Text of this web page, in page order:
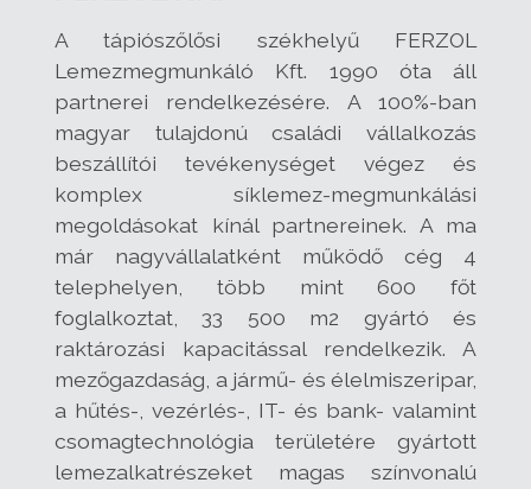
A tápiószőlősi székhelyű FERZOL
Lemezmegmunkáló Kft. 1990 óta áll
partnerei rendelkezésére. A 100%-ban
magyar tulajdonú családi vállalkozás
beszállítói tevékenységet végez és
komplex síklemez-megmunkálási
megoldásokat kínál partnereinek. A ma
már nagyvállalatként működő cég 4
telephelyen, több mint 600 főt
foglalkoztat, 33 500 m2 gyártó és
raktározási kapacitással rendelkezik. A
mezőgazdaság, a jármű- és élelmiszeripar,
a hűtés-, vezérlés-, IT- és bank- valamint
csomagtechnológia területére gyártott
lemezalkatrészeket magas színvonalú